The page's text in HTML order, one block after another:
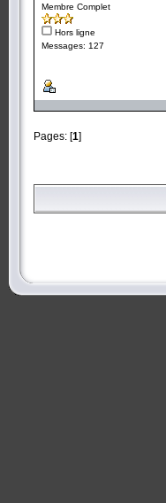
Membre Complet
Hors ligne
Messages: 127
Pages: [1]